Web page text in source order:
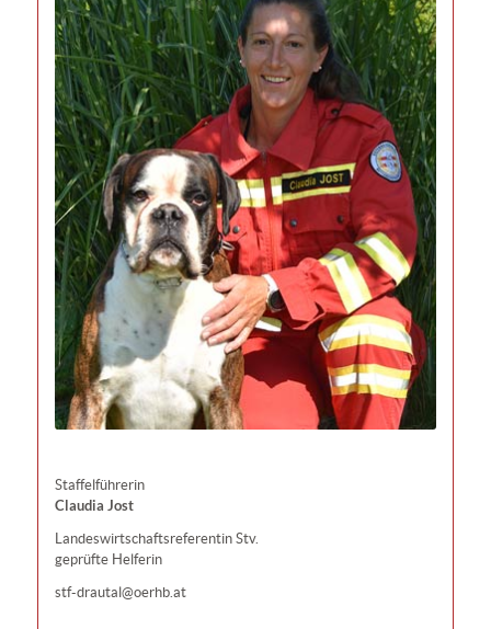
Staffelführerin
Claudia Jost
Landeswirtschaftsreferentin Stv.
geprüfte Helferin
stf-drautal@oerhb.at